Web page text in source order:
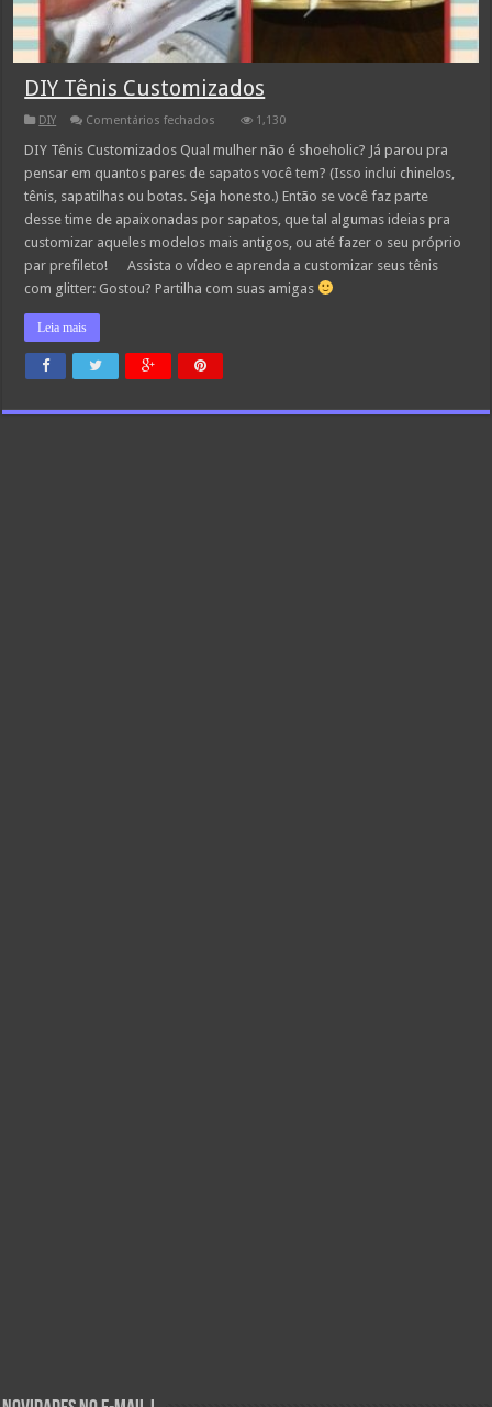
DIY Tênis Customizados
DIY Comentários fechados
Tênis
1,130
DIY Tênis Customizados Qual mulher não é shoeholic? Já parou pra
pensar em quantos pares de sapatos você tem? (Isso inclui chinelos,
tênis, sapatilhas ou botas. Seja honesto.) Então se você faz parte
desse time de apaixonadas por sapatos, que tal algumas ideias pra
customizar aqueles modelos mais antigos, ou até fazer o seu próprio
par prefileto! Assista o vídeo e aprenda a customizar seus tênis
com glitter: Gostou? Partilha com suas amigas
Leia mais